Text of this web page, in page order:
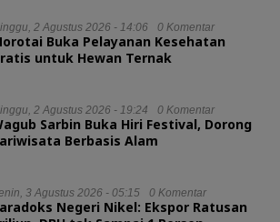
2 Agustus 2026 - 14:06 0 Komentar
Buka Pelayanan Kesehatan
untuk Hewan Ternak
2 Agustus 2026 - 19:24 0 Komentar
Sarbin Buka Hiri Festival, Dorong
Berbasis Alam
3 Agustus 2026 - 05:15 0 Komentar
Negeri Nikel: Ekspor Ratusan